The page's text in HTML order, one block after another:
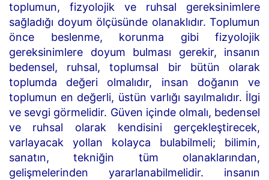
toplumun, fizyolojik ve ruhsal gereksinimlere
sağladığı doyum ölçüsünde olanaklıdır. Toplumun
önce beslenme, korunma gibi fizyolojik
gereksinimlere doyum bulması gerekir, insanın
bedensel, ruhsal, toplumsal bir bütün olarak
toplumda değeri olmalıdır, insan doğanın ve
toplumun en değerli, üstün varlığı sayılmalıdır. İlgi
ve sevgi görmelidir. Güven içinde olmalı, bedensel
ve ruhsal olarak kendisini gerçekleştirecek,
varlayacak yollan kolayca bulabilmeli; bilimin,
sanatın, tekniğin tüm olanaklarından,
gelişmelerinden yararlanabilmelidir. insanın